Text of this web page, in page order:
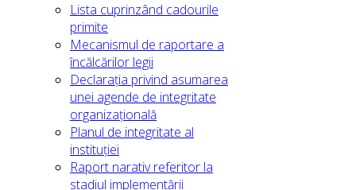
Lista cuprinzând cadourile
primite
Mecanismul de raportare a
încălcărilor legii
Declarația privind asumarea
unei agende de integritate
organizațională
Planul de integritate al
instituției
Raport narativ referitor la
stadiul implementării